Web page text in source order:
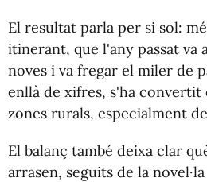
El resultat parla per si sol:
itinerant, que l'any passat va
noves i va fregar el miler de
enllà de xifres, s'ha convertit
zones rurals, especialment
El balanç també deixa clar
arrasen, seguits de la